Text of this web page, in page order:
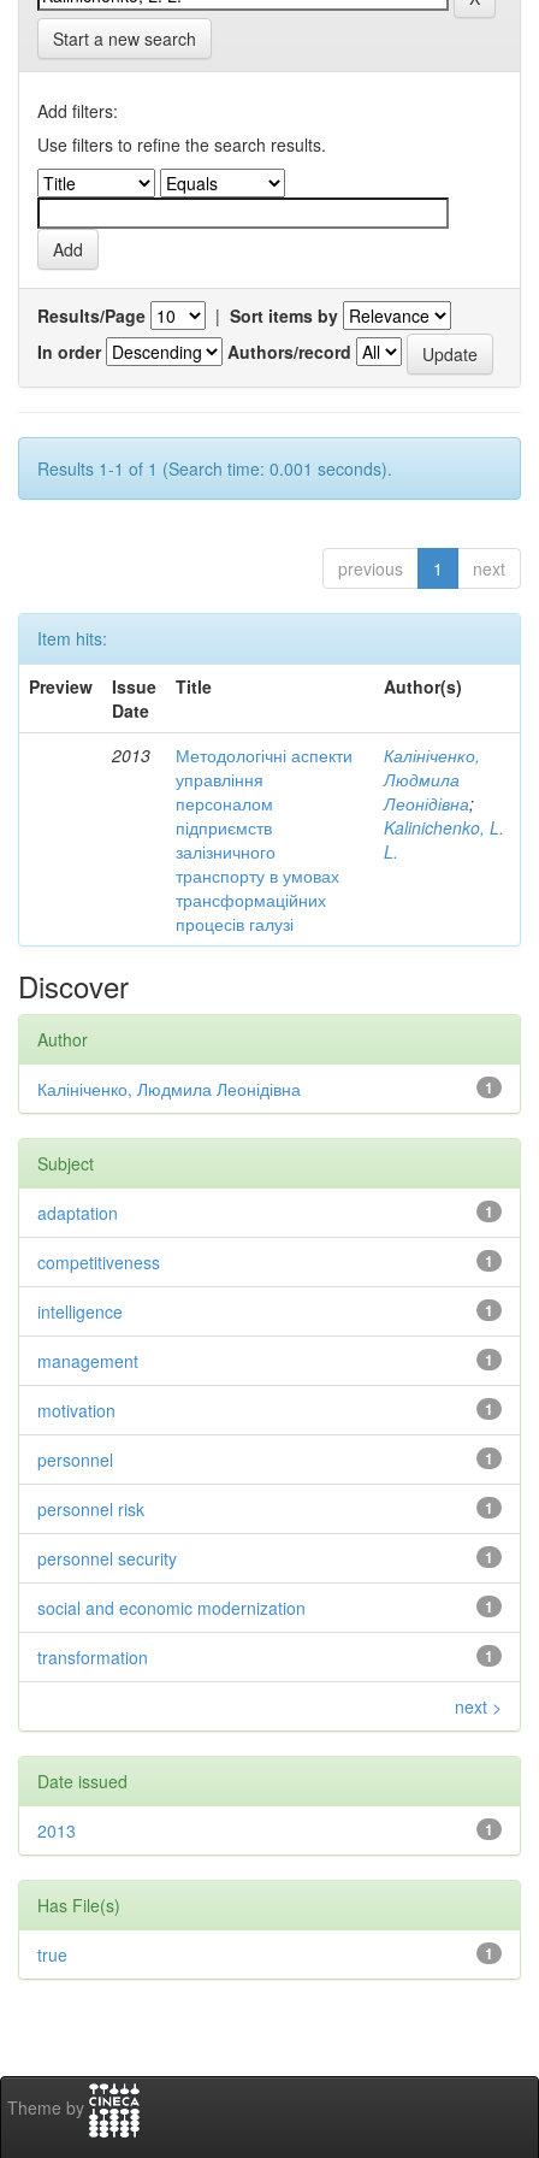
Start a new search
Add filters:
Use filters to refine the search results.
Results/Page | Sort items by
In order
Authors/record
Results 1-1 of 1 (Search time: 0.001 seconds).
previous 1 next
Item hits:
Preview
Issue
Date
Title Author(s)
2013
Методологічні аспекти
управління
персоналом
підприємств
залізничного
транспорту в умовах
трансформаційних
процесів галузі
Калініченко,
Людмила
Леонідівна;
Kalinichenko, L.
L.
Discover
Author
1
Калініченко, Людмила Леонідівна
Subject
1
adaptation
1
competitiveness
1
intelligence
1
management
1
motivation
1
personnel
1
personnel risk
1
personnel security
1
social and economic modernization
1
transformation
next >
Date issued
1
2013
Has File(s)
1
true
Theme by